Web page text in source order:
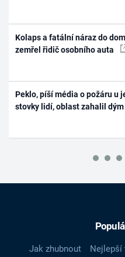
Kolaps a fatální náraz do
zemřel řidič osobního auta
Peklo, píší média o požáru u
stovky lidí, oblast zahalil dým
Jak zhubnout Nejlepší